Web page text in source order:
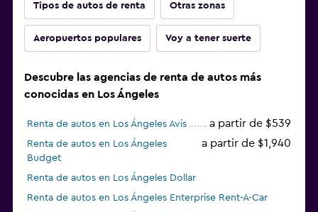
Tipos de autos de renta Otras zonas
Aeropuertos populares Voy a tener suerte
Descubre las agencias de renta de autos más
conocidas en Los Ángeles
Renta de autos en Los Ángeles Avis a partir de $539
Renta de autos en Los Ángeles
Budget
a partir de $1,940
Renta de autos en Los Ángeles Dollar
Renta de autos en Los Ángeles Enterprise Rent-A-Car